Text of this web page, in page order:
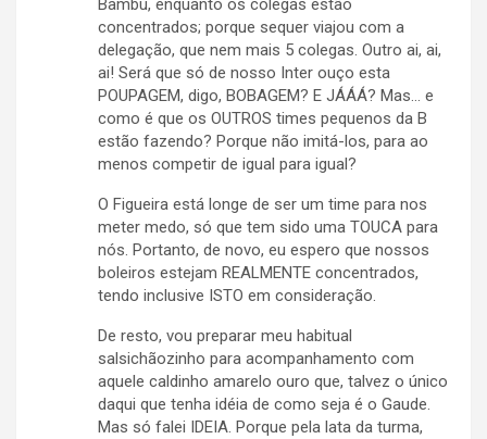
Bambú, enquanto os colegas estão
concentrados; porque sequer viajou com a
delegação, que nem mais 5 colegas. Outro ai, ai,
ai! Será que só de nosso Inter ouço esta
POUPAGEM, digo, BOBAGEM? E JÁÁÁ? Mas… e
como é que os OUTROS times pequenos da B
estão fazendo? Porque não imitá-los, para ao
menos competir de igual para igual?
O Figueira está longe de ser um time para nos
meter medo, só que tem sido uma TOUCA para
nós. Portanto, de novo, eu espero que nossos
boleiros estejam REALMENTE concentrados,
tendo inclusive ISTO em consideração.
De resto, vou preparar meu habitual
salsichãozinho para acompanhamento com
aquele caldinho amarelo ouro que, talvez o único
daqui que tenha idéia de como seja é o Gaude.
Mas só falei IDEIA. Porque pela lata da turma,